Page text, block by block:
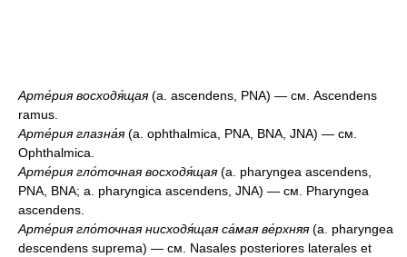
Арте́рия восходя́щая(a. ascendens, PNA) — см. Ascendens
ramus.
Арте́рия глазна́я(a. ophthalmica, PNA, BNA, JNA) — см.
Ophthalmica.
Арте́рия гло́точная восходя́щая(a. pharyngea ascendens,
PNA, BNA; a. pharyngica ascendens, JNA) — см. Pharyngea
ascendens.
Арте́рия гло́точная нисходя́щая са́мая ве́рхняя(a. pharyngea
descendens suprema) — см. Nasales posteriores laterales et